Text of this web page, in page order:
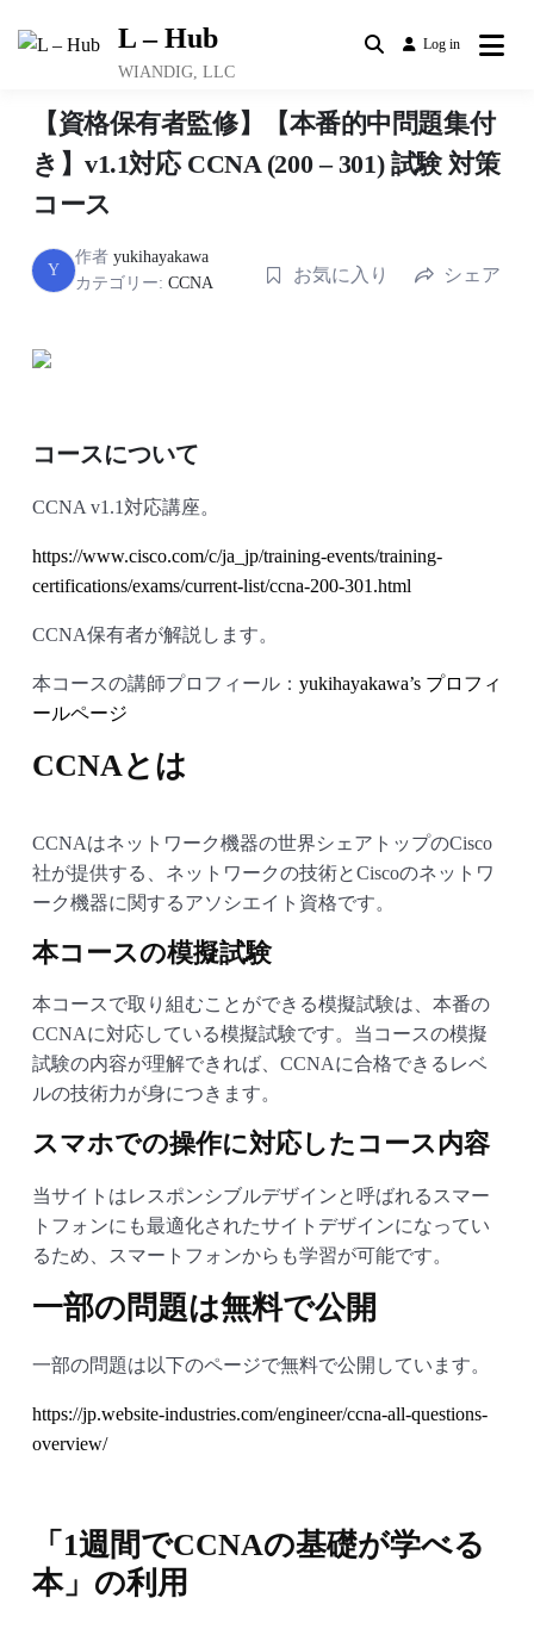
L – Hub
WIANDIG, LLC
Log in
【資格保有者監修】【本番的中問題集付
き】v1.1対応 CCNA (200 – 301) 試験 対策
コース
Y
作者 yukihayakawa
カテゴリー: CCNA お気に入り シェア
コースについて
CCNA v1.1対応講座。
https://www.cisco.com/c/ja_jp/training-events/training-
certifications/exams/current-list/ccna-200-301.html
CCNA保有者が解説します。
本コースの講師プロフィール： yukihayakawa’s プロフィ
ールページ
CCNAとは
CCNAはネットワーク機器の世界シェアトップのCisco
社が提供する、ネットワークの技術とCiscoのネットワ
ーク機器に関するアソシエイト資格です。
本コースの模擬試験
本コースで取り組むことができる模擬試験は、本番の
CCNAに対応している模擬試験です。当コースの模擬
試験の内容が理解できれば、CCNAに合格できるレベ
ルの技術力が身につきます。
スマホでの操作に対応したコース内容
当サイトはレスポンシブルデザインと呼ばれるスマー
トフォンにも最適化されたサイトデザインになってい
るため、スマートフォンからも学習が可能です。
一部の問題は無料で公開
一部の問題は以下のページで無料で公開しています。
https://jp.website-industries.com/engineer/ccna-all-questions-
overview/
「1週間でCCNAの基礎が学べる
本」の利用